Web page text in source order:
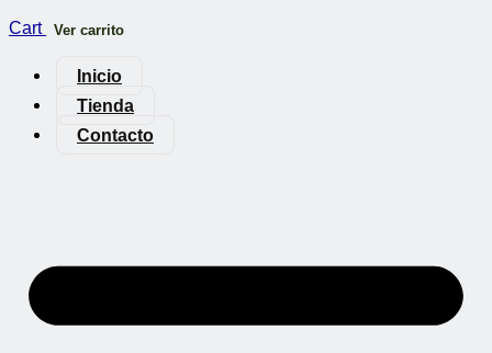
Cart Ver carrito
Inicio
Tienda
Contacto